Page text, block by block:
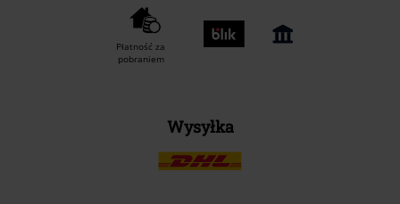
Płatność za
pobraniem
Wysyłka